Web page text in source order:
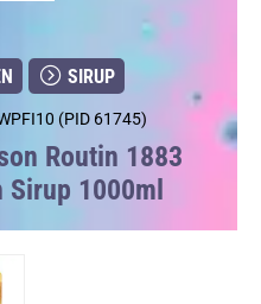
SIRUP
(PID 61745)
Routin 1883
1000ml